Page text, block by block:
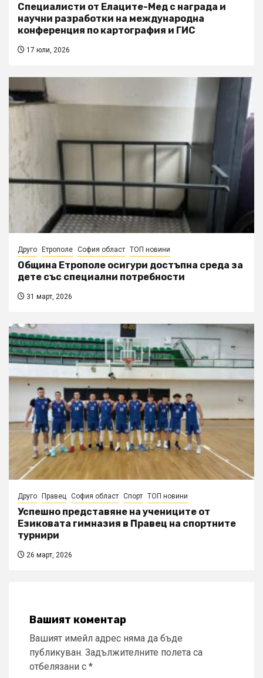
Специалисти от Елаците-Мед с награда и
научни разработки на международна
конференция по картография и ГИС
17 юли, 2026
Друго Етрополе София област ТОП новини
Община Етрополе осигури достъпна среда за
дете със специални потребности
31 март, 2026
Друго Правец София област Спорт ТОП новини
Успешно представяне на учениците от
Езиковата гимназия в Правец на спортните
турнири
26 март, 2026
Вашият коментар
Вашият имейл адрес няма да бъде
публикуван. Задължителните полета са
отбелязани с *